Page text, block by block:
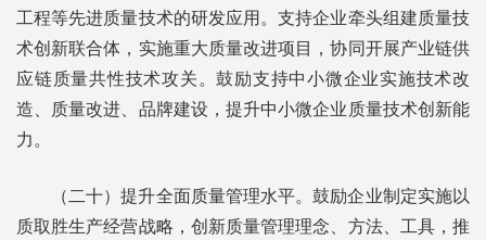
工程等先进质量技术的研发应用。支持企业牵头组建质量技
术创新联合体，实施重大质量改进项目，协同开展产业链供
应链质量共性技术攻关。鼓励支持中小微企业实施技术改
造、质量改进、品牌建设，提升中小微企业质量技术创新能
力。
（二十）提升全面质量管理水平。鼓励企业制定实施以
质取胜生产经营战略，创新质量管理理念、方法、工具，推